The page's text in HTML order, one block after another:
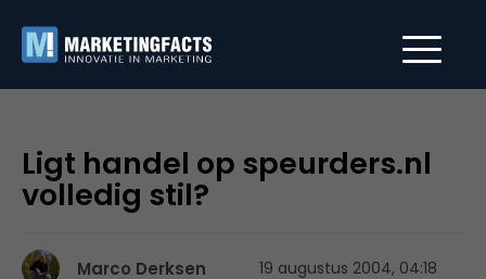
Ligt handel op speurders.nl
volledig stil?
Marco Derksen 19 augustus 2004, 04:18